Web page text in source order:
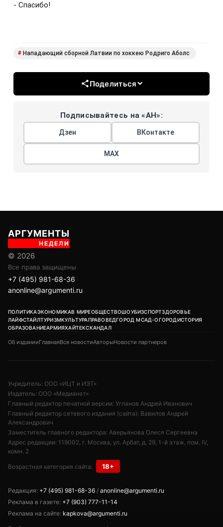
- Спасибо!
# Нападающий сборной Латвии по хоккею Родриго Аболс
Поделиться
Подписывайтесь на «АН»:
Дзен ВКонтакте
МАХ
АРГУМЕНТЫ
НЕДЕЛИ
© 2026
Все права защищены
+7 (495) 981-68-36
anonline@argumenti.ru
ПОЛИТИКАЭКОНОМИКАВ МИРЕОБЩЕСТВОШОУБИЗСПОРТЗДОРОВЬЕ
ЛАЙФСТАЙЛТУРИЗМКУЛЬТУРАПРАВОВЕДГОРОД МСАД-ОГОРОДИСТОРИЯ
ОБРАЗОВАНИЕАРМИЯХАЙТЕКСКАНДАЛ
Об изданииГлавнаяВсе новостиАвторыНовости партнеров
Учредитель: ООО «ИЦТ и ИЭТ»
Издатель: ООО «Медианет»
Главный редактор печатной версии: Угланов Андрей Иванович
Главный редактор сетевого издания (сайта): Вавилов Андрей
Александрович
Заместитель главного редактора: Аверьянова Олеся Сергеевна
Адрес редакции: 119002, г. Москва, ул. Арбат, д. 29, 1-й этаж, пом. IV,
комн. 2
Возрастная категория сайта: 18+
Редакция: +7 (495) 981-68-36 / anonline@argumenti.ru
Реклама в газете: +7 (903) 777-11-14
Реклама на сайте: kapkova@argumenti.ru